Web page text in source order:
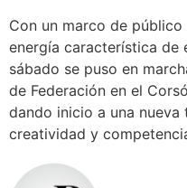
Con un marco de
energía característica de
sábado se puso en
de Federación en el
dando inicio a una
creatividad y